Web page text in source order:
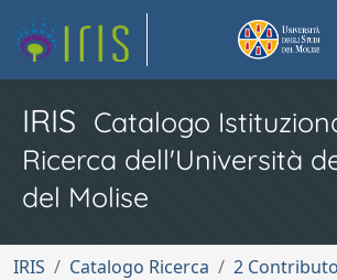
IRIS Catalogo
Ricerca dell'Università
del Molise
IRIS Catalogo Ricerca
2